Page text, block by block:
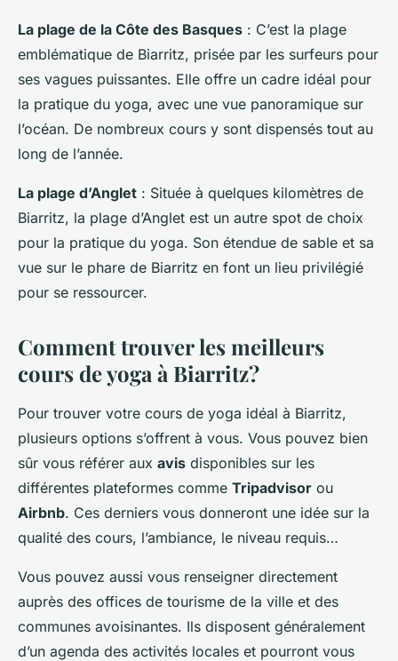
La plage de la Côte des Basques : C’est la plage
emblématique de Biarritz, prisée par les surfeurs pour
ses vagues puissantes. Elle offre un cadre idéal pour
la pratique du yoga, avec une vue panoramique sur
l’océan. De nombreux cours y sont dispensés tout au
long de l’année.
La plage d’Anglet : Située à quelques kilomètres de
Biarritz, la plage d’Anglet est un autre spot de choix
pour la pratique du yoga. Son étendue de sable et sa
vue sur le phare de Biarritz en font un lieu privilégié
pour se ressourcer.
Comment trouver les meilleurs
cours de yoga à Biarritz?
Pour trouver votre cours de yoga idéal à Biarritz,
plusieurs options s’offrent à vous. Vous pouvez bien
sûr vous référer aux avis disponibles sur les
différentes plateformes comme Tripadvisor ou
Airbnb. Ces derniers vous donneront une idée sur la
qualité des cours, l’ambiance, le niveau requis…
Vous pouvez aussi vous renseigner directement
auprès des offices de tourisme de la ville et des
communes avoisinantes. Ils disposent généralement
d’un agenda des activités locales et pourront vous